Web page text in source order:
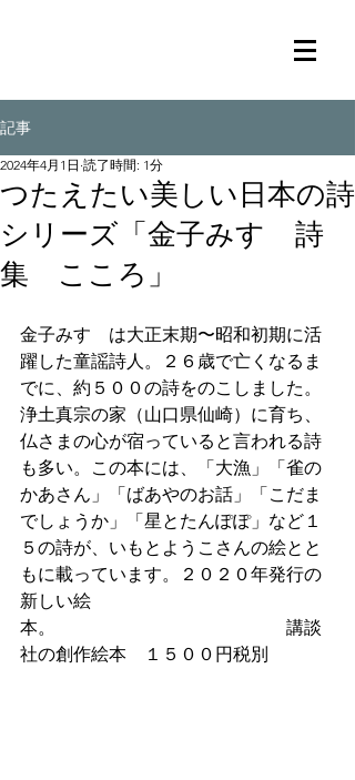
記事
つたえたい美しい日本の詩
シリーズ「金子みすゞ詩
集 こころ」
2024年4月1日 読了時間: 1分
金子みすゞは大正末期〜昭和初期に活
躍した童謡詩人。２６歳で亡くなるま
でに、約５００の詩をのこしました。
浄土真宗の家（山口県仙崎）に育ち、
仏さまの心が宿っていると言われる詩
も多い。この本には、「大漁」「雀の
かあさん」「ばあやのお話」「こだま
でしょうか」「星とたんぽぽ」など１
５の詩が、いもとようこさんの絵とと
もに載っています。２０２０年発行の
新しい絵
本。　　　　　　　　　　　　　講談
社の創作絵本　１５００円税別